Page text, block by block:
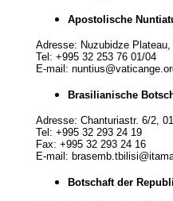
Apostolische
Adresse: Nuzubidze
Tel: +995 32 253 76 01/04
E-mail:
Brasilianische
Adresse: Chanturiastr. 6/2,
Tel: +995 32 293 24 19
Fax: +995 32 293 24 16
E-mail:
Botschaft der